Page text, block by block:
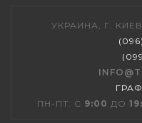
УКРАИНА, Г.
ПН-ПТ: С 9:00 ДО